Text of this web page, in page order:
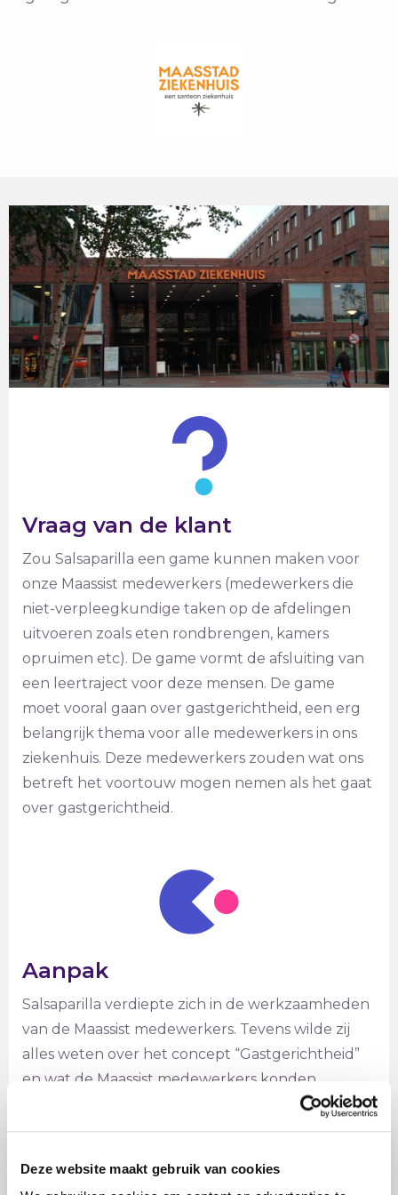
Deze website maakt gebruik van cookies
Vraag van de klant
Zou Salsaparilla een game kunnen maken voor
onze Maassist medewerkers (medewerkers die
niet-verpleegkundige taken op de afdelingen
uitvoeren zoals eten rondbrengen, kamers
opruimen etc). De game vormt de afsluiting van
een leertraject voor deze mensen. De game
moet vooral gaan over gastgerichtheid, een erg
belangrijk thema voor alle medewerkers in ons
ziekenhuis. Deze medewerkers zouden wat ons
betreft het voortouw mogen nemen als het gaat
over gastgerichtheid.
Aanpak
Salsaparilla verdiepte zich in de werkzaamheden
van de Maassist medewerkers. Tevens wilde zij
alles weten over het concept “Gastgerichtheid”
en wat de Maassist medewerkers konden
werkzaamheden. Vervolgens werd een game
medewerkers gespeeld. In de game werden de